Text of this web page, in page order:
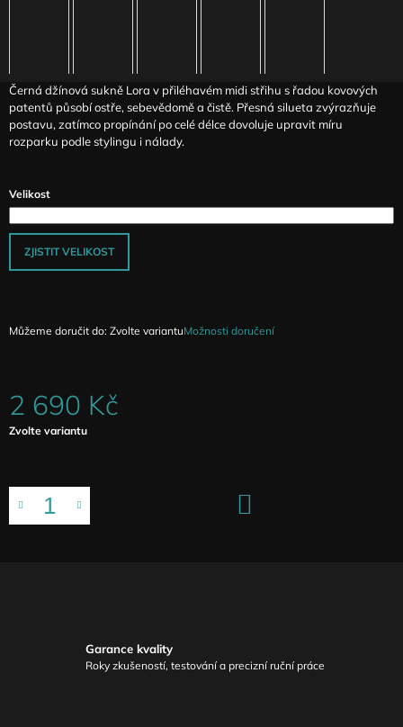
Černá džínová sukně Lora v přiléhavém midi střihu s řadou kovových
patentů působí ostře, sebevědomě a čistě. Přesná silueta zvýrazňuje
postavu, zatímco propínání po celé délce dovoluje upravit míru
rozparku podle stylingu i nálady.
Velikost
ZJISTIT VELIKOST
Můžeme doručit do: Zvolte variantuMožnosti doručení
2 690 Kč
Měrná
Zvolte variantu
Garance kvality
Roky zkušeností, testování a precizní ruční práce
KOVOVÝMI
DETAILY
ANTIQUE
1